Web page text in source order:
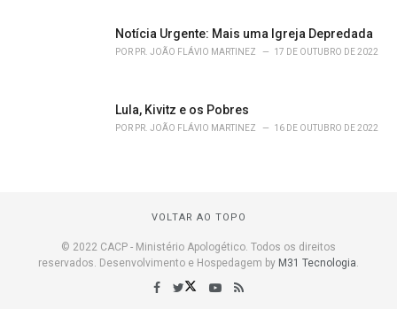
Notícia Urgente: Mais uma Igreja Depredada
POR PR. JOÃO FLÁVIO MARTINEZ 17 DE OUTUBRO DE 2022
Lula, Kivitz e os Pobres
POR PR. JOÃO FLÁVIO MARTINEZ 16 DE OUTUBRO DE 2022
VOLTAR AO TOPO
© 2022 CACP - Ministério Apologético. Todos os direitos
reservados. Desenvolvimento e Hospedagem by M31 Tecnologia.